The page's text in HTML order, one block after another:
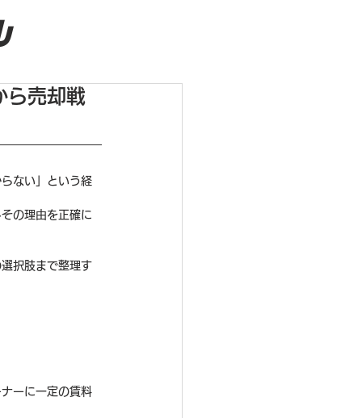
ら売却戦
ない」という経
の理由を正確に
択肢まで整理す
ーに一定の賃料